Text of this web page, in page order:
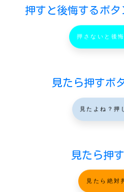
押すと後悔するボタ
押さないと後
見たら押すボ
見たよね？押
見たら押
見たら絶対